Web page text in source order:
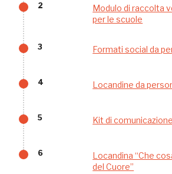
2
Modulo di raccolta
per le scuole
3 Formati social da
4 Locandine da
5 Kit di
6
Locandina “Che
del Cuore”
Tutto questo
sarebbe
senza di te
FAI - FONDO PER L'AMBIENTE ITALIANO ETS -